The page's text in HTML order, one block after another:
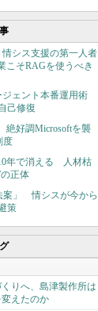
情シス支援の第一人者
こそRAGを使うべき
ジェント本番運用術
己修復
好調Microsoftを襲
度
年で消える 人材枯
正体
案」 情シスが今から
策
りへ、島津製作所は
えたのか